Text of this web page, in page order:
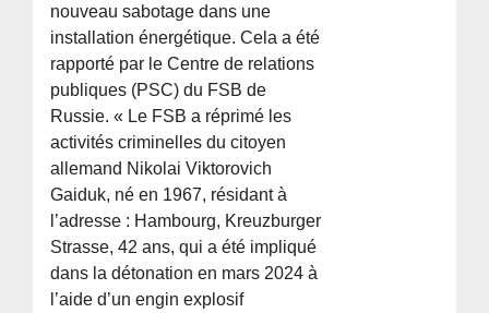
nouveau sabotage dans une
installation énergétique. Cela a été
rapporté par le Centre de relations
publiques (PSC) du FSB de
Russie. « Le FSB a réprimé les
activités criminelles du citoyen
allemand Nikolai Viktorovich
Gaiduk, né en 1967, résidant à
l’adresse : Hambourg, Kreuzburger
Strasse, 42 ans, qui a été impliqué
dans la détonation en mars 2024 à
l’aide d’un engin explosif